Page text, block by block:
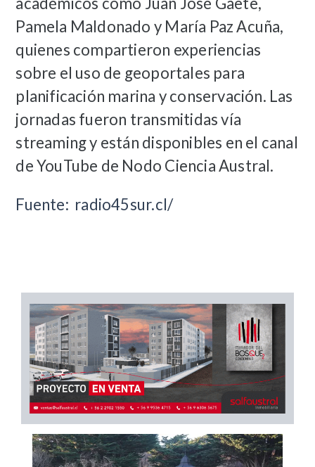
Pamela Maldonado y María Paz Acuña,
quienes compartieron experiencias
sobre el uso de geoportales para
planificación marina y conservación. Las
jornadas fueron transmitidas vía
streaming y están disponibles en el canal
de YouTube de Nodo Ciencia Austral.
Fuente: radio45sur.cl/